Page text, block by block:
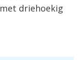
met driehoekig